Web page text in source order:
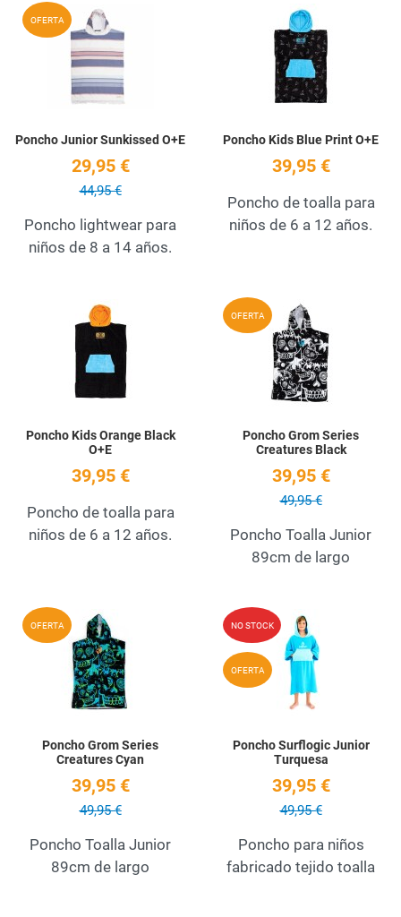
OFERTA Add to Wishlist
Poncho Junior Sunkissed O+E
29,95 €
44,95 €
Poncho lightwear para
niños de 8 a 14 años.
Poncho Kids Blue Print O+E
39,95 €
Poncho de toalla para
niños de 6 a 12 años.
Add to Wishlist
Poncho Kids Orange Black
O+E
39,95 €
Poncho de toalla para
niños de 6 a 12 años.
OFERTA
Poncho Grom Series
Creatures Black
39,95 €
49,95 €
Poncho Toalla Junior
89cm de largo
OFERTA Add to Wishlist
Quick View
Poncho Grom Series
Creatures Cyan
39,95 €
49,95 €
Poncho Toalla Junior
89cm de largo
NO STOCK
OFERTA
Poncho Surflogic Junior
Turquesa
39,95 €
49,95 €
Poncho para niños
fabricado tejido toalla